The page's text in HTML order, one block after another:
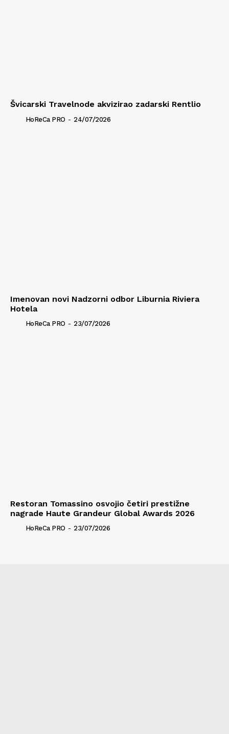
Švicarski Travelnode akvizirao zadarski Rentlio
HoReCa PRO - 24/07/2026
Imenovan novi Nadzorni odbor Liburnia Riviera
Hotela
HoReCa PRO - 23/07/2026
Restoran Tomassino osvojio četiri prestižne
nagrade Haute Grandeur Global Awards 2026
HoReCa PRO - 23/07/2026